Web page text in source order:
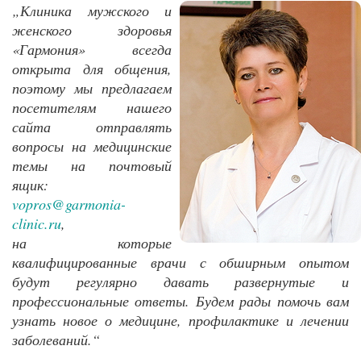
„Клиника мужского и
женского здоровья
«Гармония» всегда
открыта для общения,
поэтому мы предлагаем
посетителям нашего
сайта отправлять
вопросы на медицинские
темы на почтовый
ящик:
vopros@garmonia-
clinic.ru,
на которые
квалифицированные врачи с обширным опытом
будут регулярно давать развернутые и
профессиональные ответы. Будем рады помочь вам
узнать новое о медицине, профилактике и лечении
заболеваний.“